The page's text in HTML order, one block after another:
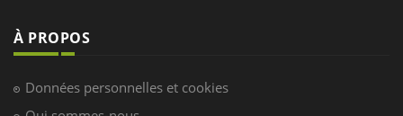
À PROPOS
Données personnelles et cookies